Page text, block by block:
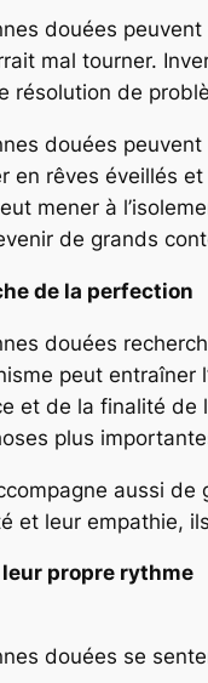
douées
mal tourner.
résolution de
douées
en rêves éveillés
mener à
de grands
de la perfection
douées
peut entraîner
et de la finalité
plus
aussi
et leur empathie,
propre rythme
douées se